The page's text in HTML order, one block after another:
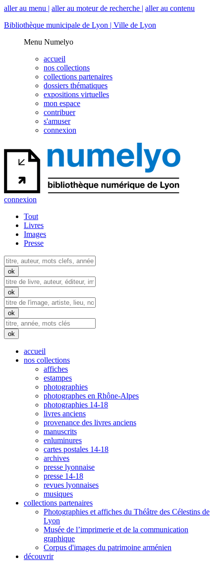
aller au menu | aller au moteur de recherche | aller au contenu
Bibliothèque municipale de Lyon | Ville de Lyon
Menu Numelyo
accueil
nos collections
collections partenaires
dossiers thématiques
expositions virtuelles
mon espace
contribuer
s'amuser
connexion
connexion
Tout
Livres
Images
Presse
accueil
nos collections
affiches
estampes
photographies
photographes en Rhône-Alpes
photographies 14-18
livres anciens
provenance des livres anciens
manuscrits
enluminures
cartes postales 14-18
archives
presse lyonnaise
presse 14-18
revues lyonnaises
musiques
collections partenaires
Photographies et affiches du Théâtre des Célestins de
Lyon
Musée de l’imprimerie et de la communication
graphique
Corpus d'images du patrimoine arménien
découvrir